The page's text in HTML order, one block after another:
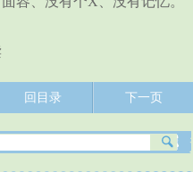
回目录 下一页